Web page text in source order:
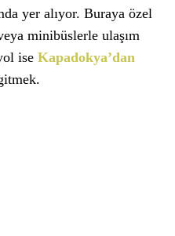
yer alıyor. Buraya özel
minibüslerle ulaşım
ise Kapadokya’dan